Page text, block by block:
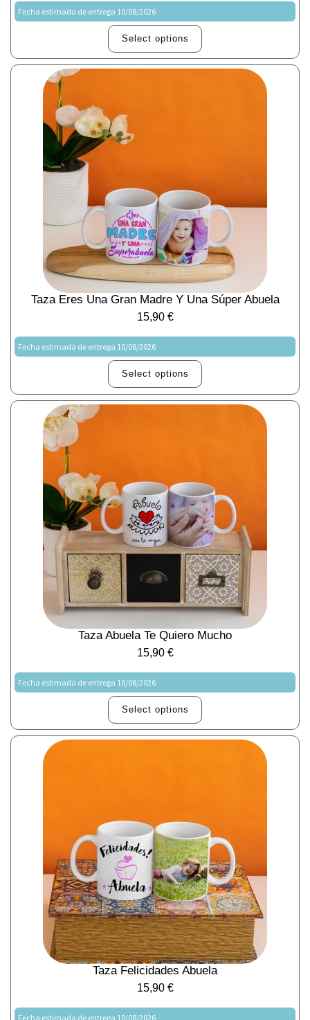
Fecha estimada de entrega 10/08/2026
Select options
Taza Eres Una Gran Madre Y Una Súper Abuela
15,90 €
Fecha estimada de entrega 10/08/2026
Select options
Taza Abuela Te Quiero Mucho
15,90 €
Fecha estimada de entrega 10/08/2026
Select options
Taza Felicidades Abuela
15,90 €
Fecha estimada de entrega 10/08/2026